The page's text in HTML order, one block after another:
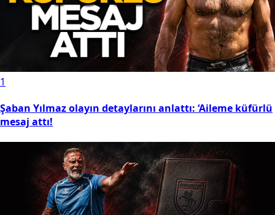
1
Şaban Yılmaz olayın detaylarını anlattı: ‘Aileme küfürlü
mesaj attı!